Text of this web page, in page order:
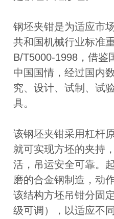
钢坯夹钳是为适应市
共和国机械行业标准
B/T5000-1998，借鉴
中国国情，经过国内
究、设计、试制、试
具。
该钢坯夹钳采用杠杆
就可实现方坯的夹持
活，吊运安全可靠。
磨的合金钢制造，动
该结构方坯吊钳分固
级可调），以适应不